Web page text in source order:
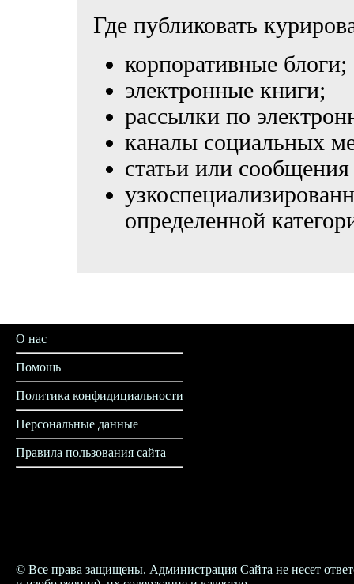
Где публиковать
корпоративные блоги;
электронные книги;
рассылки по
каналы социальных
статьи или
определенной
О нас
Помощь
Политика конфидициальности
Персональные данные
Правила пользования сайта
© Все права защищены. Администрация Сайта не несет